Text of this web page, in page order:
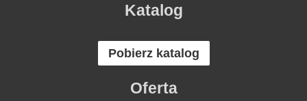
Katalog
Pobierz katalog
Oferta